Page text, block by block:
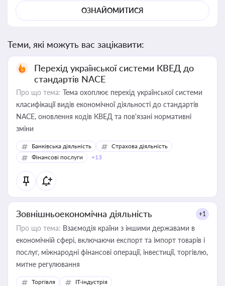
ОЗНАЙОМИТИСЯ
Теми, які можуть вас зацікавити:
Перехід української системи КВЕД до
стандартів NACE
Про що тема: Тема охоплює перехід української системи
класифікації видів економічної діяльності до стандартів
NACE, оновлення кодів КВЕД та пов'язані нормативні
зміни
Банківська діяльність
Страхова діяльність
Фінансові послуги
+13
Зовнішньоекономічна діяльність +1
Про що тема: Взаємодія країни з іншими державами в
економічній сфері, включаючи експорт та імпорт товарів і
послуг, міжнародні фінансові операції, інвестиції, торгівлю,
митне регулювання
Торгівля
IT-індустрія